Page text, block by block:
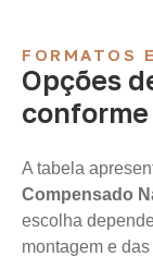
FORMATOS
Opções
A tabela
Compensado
escolha
montagem e